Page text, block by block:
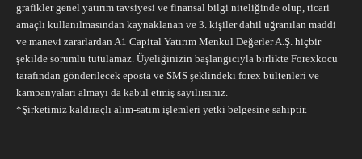
grafikler genel yatırım tavsiyesi ve finansal bilgi niteliğinde olup, ticari
amaçlı kullanılmasından kaynaklanan ve 3. kişiler dahil uğranılan maddi
ve manevi zararlardan A1 Capital Yatırım Menkul Değerler A.Ş. hiçbir
şekilde sorumlu tutulamaz. Üyeliğinizin başlangıcıyla birlikte Forexkocu
tarafından gönderilecek eposta ve SMS şeklindeki forex bültenleri ve
kampanyaları almayı da kabul etmiş sayılırsınız.
*Şirketimiz kaldıraçlı alım-satım işlemleri yetki belgesine sahiptir.